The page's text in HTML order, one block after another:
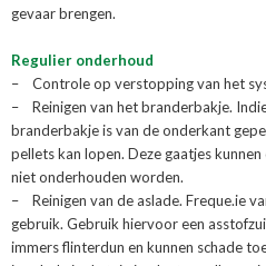
gevaar brengen.
Regulier onderhoud
– Controle op verstopping van het
– Reinigen van het branderbakje.
branderbakje is van de onderkant
pellets kan lopen. Deze gaatjes
niet onderhouden worden.
– Reinigen van de aslade. Freque.ie
gebruik. Gebruik hiervoor een
immers flinterdun en kunnen schade